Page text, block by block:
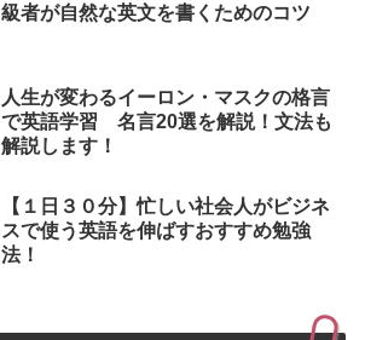
級者が自然な英文を書くためのコツ
人生が変わるイーロン・マスクの格言
で英語学習 名言20選を解説！文法も
解説します！
【１日３０分】忙しい社会人がビジネ
スで使う英語を伸ばすおすすめ勉強
法！